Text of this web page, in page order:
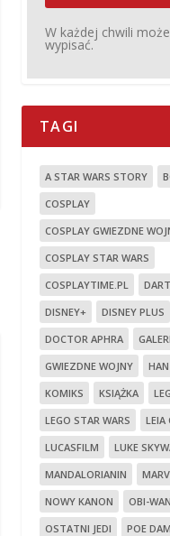
W każdej chwili
wypisać.
TAGI
A STAR WARS STORY
COSPLAY
COSPLAY GWIEZDNE
COSPLAY STAR WARS
COSPLAYTIME.PL
DISNEY+
DISNEY PLUS
DOCTOR APHRA
GWIEZDNE WOJNY
KOMIKS
KSIĄŻKA
LEGO STAR WARS
LEIA
LUCASFILM
LUKE
MANDALORIANIN
NOWY KANON
OBI-
OSTATNI JEDI
POE